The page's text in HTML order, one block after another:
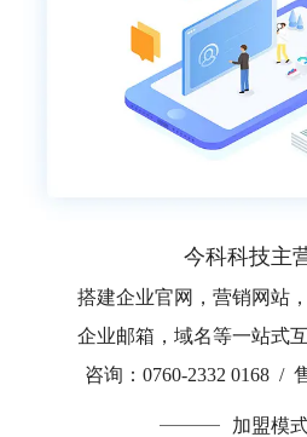
今科科技主
搭建企业官网，营销网站
企业邮箱，域名等一站式
咨询：0760-2332 0168 /
加盟模